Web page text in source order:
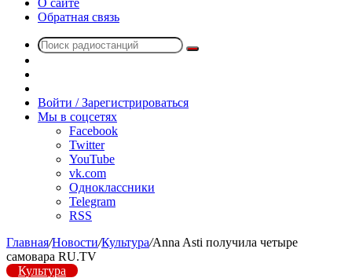
О сайте
Обратная связь
Поиск
радио
Войти / Зарегистрироваться
Мы в соцсетях
Facebook
Twitter
YouTube
vk.com
Одноклассники
Telegram
RSS
Главная/Новости/Культура/Anna Asti получила четыре
самовара RU.TV
Культура